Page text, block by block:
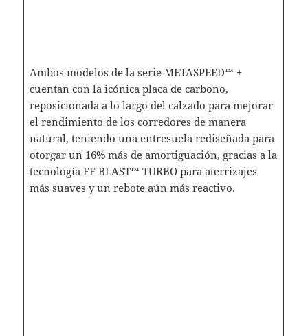
Ambos modelos de la serie METASPEED™ +
cuentan con la icónica placa de carbono,
reposicionada a lo largo del calzado para mejorar
el rendimiento de los corredores de manera
natural, teniendo una entresuela rediseñada para
otorgar un 16% más de amortiguación, gracias a la
tecnología FF BLAST™ TURBO para aterrizajes
más suaves y un rebote aún más reactivo.